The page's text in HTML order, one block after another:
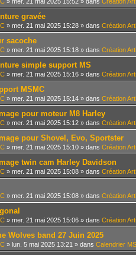
gravée
» mer. 21 mai 2025 15:28 » dans Création
sacoche
» mer. 21 mai 2025 15:18 » dans Création
simple support MS
» mer. 21 mai 2025 15:16 » dans Création
MSMC
» mer. 21 mai 2025 15:14 » dans Création
pour moteur M8 Harley
» mer. 21 mai 2025 15:12 » dans Création
pour Shovel, Evo, Sportster
» mer. 21 mai 2025 15:10 » dans Création
twin cam Harley Davidson
» mer. 21 mai 2025 15:08 » dans Création
» mer. 21 mai 2025 15:08 » dans Création
» mer. 21 mai 2025 15:06 » dans Création
Wolves band 27 Juin 2025
» lun. 5 mai 2025 13:21 » dans Calendrier